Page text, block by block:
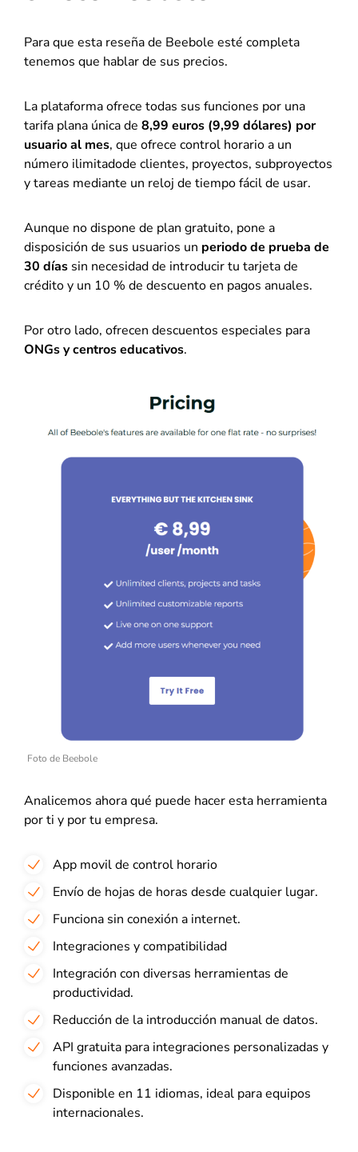
Para que esta reseña de Beebole esté completa
tenemos que hablar de sus precios.
La plataforma ofrece todas sus funciones por una
tarifa plana única de 8,99 euros (9,99 dólares) por
usuario al mes, que ofrece control horario a un
número ilimitadode clientes, proyectos, subproyectos
y tareas mediante un reloj de tiempo fácil de usar.
Aunque no dispone de plan gratuito, pone a
disposición de sus usuarios un periodo de prueba de
30 días sin necesidad de introducir tu tarjeta de
crédito y un 10 % de descuento en pagos anuales.
Por otro lado, ofrecen descuentos especiales para
ONGs y centros educativos.
Foto de Beebole
Analicemos ahora qué puede hacer esta herramienta
por ti y por tu empresa.
App movil de control horario
Envío de hojas de horas desde cualquier lugar.
Funciona sin conexión a internet.
Integraciones y compatibilidad
Integración con diversas herramientas de
productividad.
Reducción de la introducción manual de datos.
API gratuita para integraciones personalizadas y
funciones avanzadas.
Disponible en 11 idiomas, ideal para equipos
internacionales.